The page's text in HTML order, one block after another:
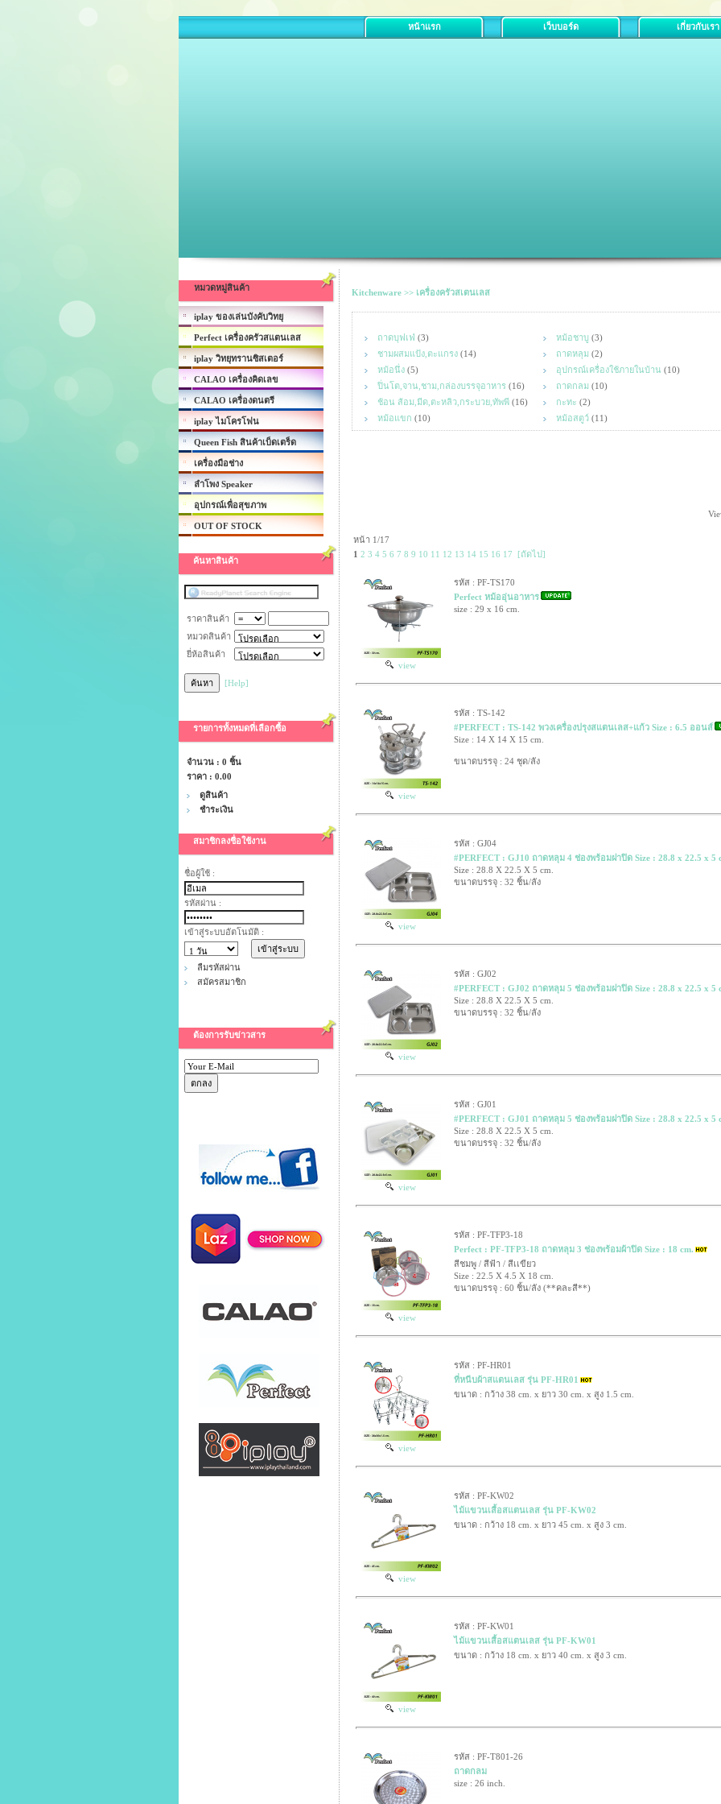
หน้าแรก เว็บบอร์ด เกี่ยวกับเรา
หมวดหมู่สินค้า
iplay ของเล่นบังคับวิทยุ
Perfect เครื่องครัวสแตนเลส
iplay วิทยุทรานซิสเตอร์
CALAO เครื่องคิดเลข
CALAO เครื่องดนตรี
iplay ไมโครโฟน
Queen Fish สินค้าเบ็ดเตร็ด
เครื่องมือช่าง
ลำโพง Speaker
อุปกรณ์เพื่อสุขภาพ
OUT OF STOCK
ค้นหาสินค้า
ราคาสินค้า
หมวดสินค้า
ยี่ห้อสินค้า
[Help]
รายการทั้งหมดที่เลือกซื้อ
จำนวน : 0 ชิ้น
ราคา : 0.00
ดูสินค้า
ชำระเงิน
สมาชิกลงชื่อใช้งาน
ชื่อผู้ใช้ :
รหัสผ่าน :
เข้าสู่ระบบอัตโนมัติ :
ลืมรหัสผ่าน
สมัครสมาชิก
ต้องการรับข่าวสาร
Kitchenware >> เครื่องครัวสเตนเลส
ถาดบุฟเฟ่ (3) หม้อชาบู (3)
ชามผสมแป้ง,ตะแกรง (14) ถาดหลุม (2)
หม้อนึ่ง (5) อุปกรณ์เครื่องใช้ภายในบ้าน (10)
ปิ่นโต,จาน,ชาม,กล่องบรรจุอาหาร (16) ถาดกลม (10)
ช้อน ส้อม,มีด,ตะหลิว,กระบวย,ทัพพี (16) กะทะ (2)
หม้อแขก (10) หม้อสตูว์ (11)
หน้า 1/17
1 2 3 4 5 6 7 8 9 10 11 12 13 14 15 16 17 [ถัดไป]
view
รหัส : PF-TS170
Perfect หม้ออุ่นอาหาร
size : 29 x 16 cm.
view
รหัส : TS-142
#PERFECT : TS-142 พวงเครื่องปรุงสแตนเลส+แก้ว Size : 6.5 ออนส์
Size : 14 X 14 X 15 cm.
ขนาดบรรจุ : 24 ชุด/ลัง
view
รหัส : GJ04
#PERFECT : GJ10 ถาดหลุม 4 ช่องพร้อมฝาปิด Size : 28.8 x 22.5 x 5
Size : 28.8 X 22.5 X 5 cm.
ขนาดบรรจุ : 32 ชิ้น/ลัง
view
รหัส : GJ02
#PERFECT : GJ02 ถาดหลุม 5 ช่องพร้อมฝาปิด Size : 28.8 x 22.5 x 5
Size : 28.8 X 22.5 X 5 cm.
ขนาดบรรจุ : 32 ชิ้น/ลัง
view
รหัส : GJ01
#PERFECT : GJ01 ถาดหลุม 5 ช่องพร้อมฝาปิด Size : 28.8 x 22.5 x 5
Size : 28.8 X 22.5 X 5 cm.
ขนาดบรรจุ : 32 ชิ้น/ลัง
view
รหัส : PF-TFP3-18
Perfect : PF-TFP3-18 ถาดหลุม 3 ช่องพร้อมผ้าปิด Size : 18 cm.
สีชมพู / สีฟ้า / สีเเขียว
Size : 22.5 X 4.5 X 18 cm.
ขนาดบรรจุ : 60 ชิ้น/ลัง (**คละสี**)
view
รหัส : PF-HR01
ที่หนีบผ้าสแตนเลส รุ่น PF-HR01
ขนาด : กว้าง 38 cm. x ยาว 30 cm. x สูง 1.5 cm.
view
รหัส : PF-KW02
ไม้แขวนเสื้อสแตนเลส รุ่น PF-KW02
ขนาด : กว้าง 18 cm. x ยาว 45 cm. x สูง 3 cm.
view
รหัส : PF-KW01
ไม้แขวนเสื้อสแตนเลส รุ่น PF-KW01
ขนาด : กว้าง 18 cm. x ยาว 40 cm. x สูง 3 cm.
รหัส : PF-T801-26
ถาดกลม
size : 26 inch.